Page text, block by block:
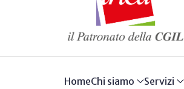
HomeChi siamo Servizi